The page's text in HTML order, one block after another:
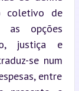
coletivo de
as opções
justiça e
se num
entre